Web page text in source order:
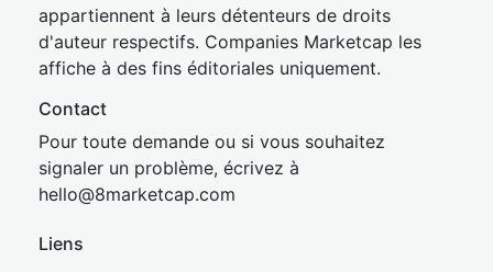
appartiennent à leurs détenteurs de droits
d'auteur respectifs. Companies Marketcap les
affiche à des fins éditoriales uniquement.
Contact
Pour toute demande ou si vous souhaitez
signaler un problème, écrivez à
hello@8marketcap.com
Liens